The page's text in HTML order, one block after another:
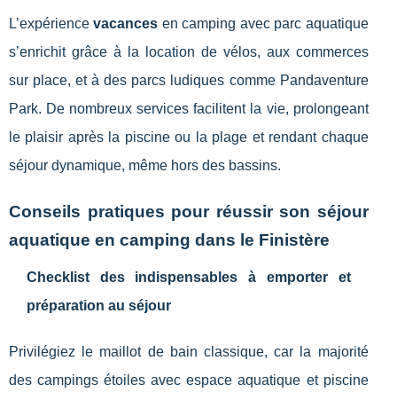
L’expériencevacances en camping avec parc aquatique
s’enrichit grâce à la location de vélos, aux commerces
sur place, et à des parcs ludiques comme Pandaventure
Park. De nombreux services facilitent la vie, prolongeant
le plaisir après la piscine ou la plage et rendant chaque
séjour dynamique, même hors des bassins.
Conseils pratiques pour réussir son séjour
aquatique en camping dans le Finistère
Checklist des indispensables à emporter et
préparation au séjour
Privilégiez le maillot de bain classique, car la majorité
des campings étoiles avec espace aquatique et piscine